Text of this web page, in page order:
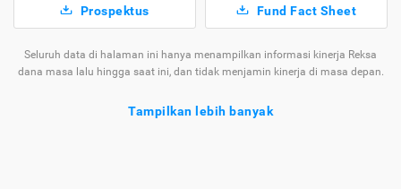
Prospektus Fund Fact Sheet
Seluruh data di halaman ini hanya menampilkan informasi kinerja Reksa
dana masa lalu hingga saat ini, dan tidak menjamin kinerja di masa depan.
Tampilkan lebih banyak